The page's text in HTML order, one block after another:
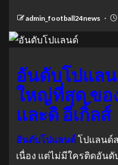
admin_football24news
อันดับโปแล
ใหญ่ที่สุด ขอ
และดิ อีเกิ้ลส์
อันดับโปแลนด์โปแลนด์
เนื่อง แต่ไม่มีใครติดอันดั